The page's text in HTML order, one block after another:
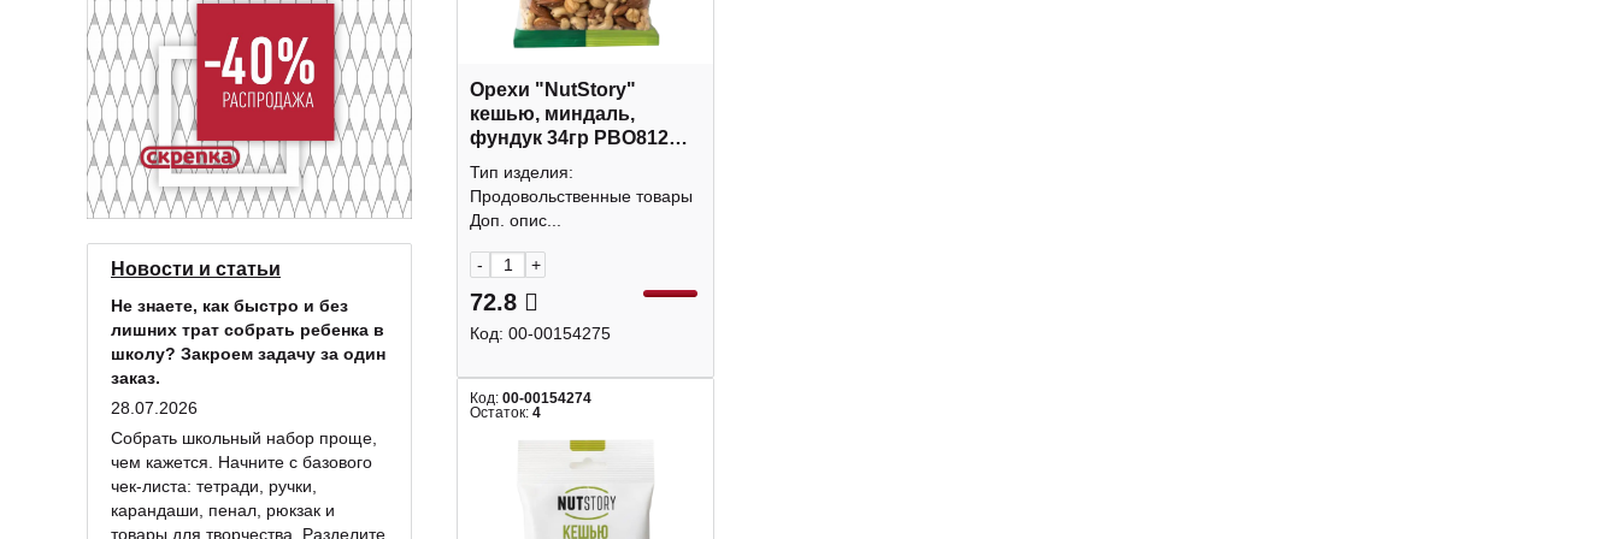
Новости и статьи
Не знаете, как быстро и без
лишних трат собрать ребенка в
школу? Закроем задачу за один
заказ.
28.07.2026
Собрать школьный набор проще,
чем кажется. Начните с базового
чек-листа: тетради, ручки,
карандаши, пенал, рюкзак и
товары для творчества. Разделите
Орехи "NutStory"
кешью, миндаль,
фундук 34гр РВО812
КДВ
Тип изделия:
Продовольственные товары
Доп. опис...
- +
72.8
Код: 00-00154275
Код: 00-00154274
Остаток: 4